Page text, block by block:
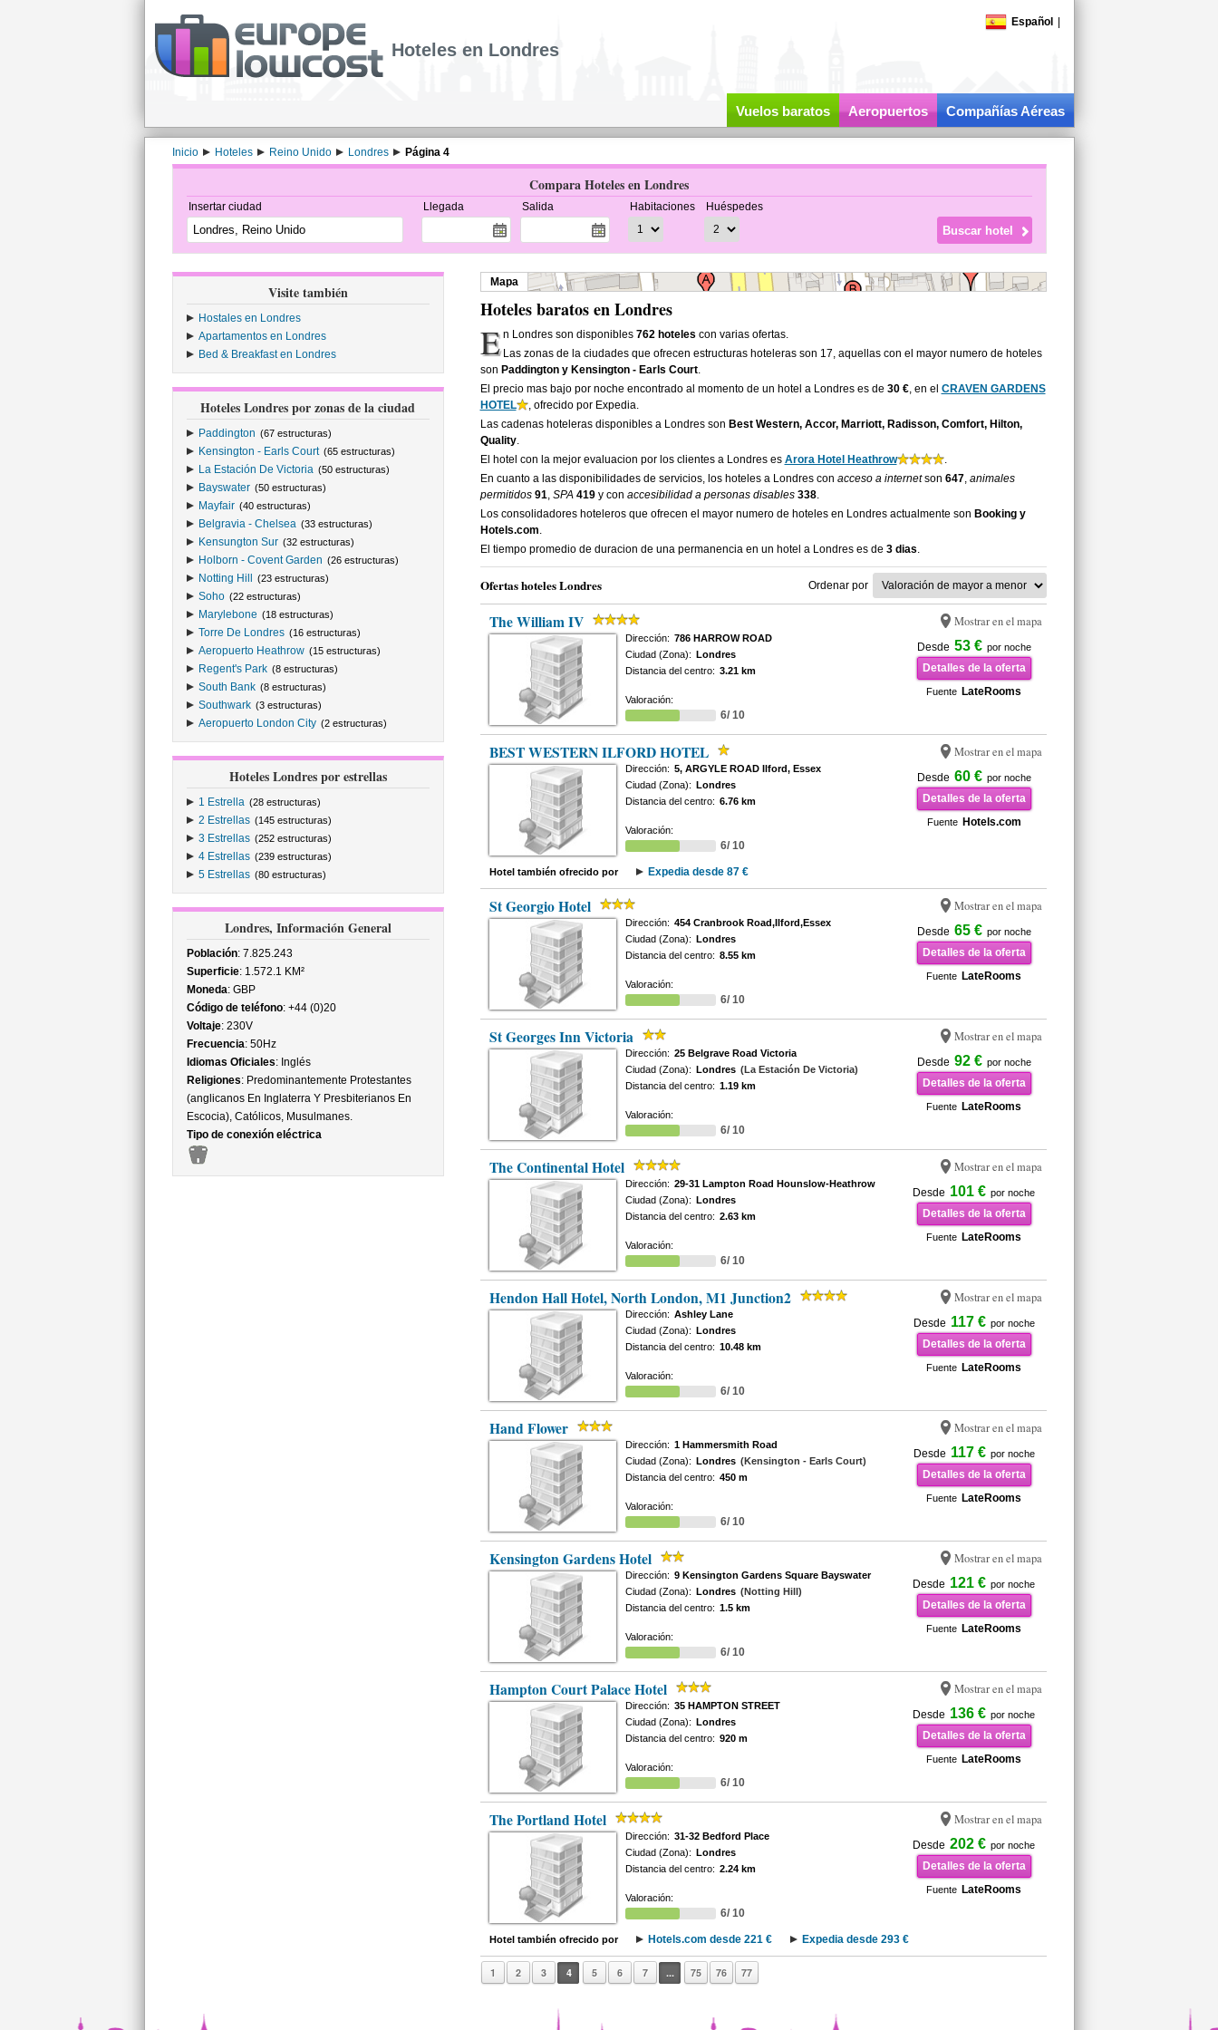
Español
Hoteles en Londres
Vuelos baratos Aeropuertos Compañías Aéreas
Inicio Hoteles Reino Unido Londres Página 4
Compara Hoteles en Londres
Insertar ciudad Llegada Salida Habitaciones Huéspedes
Visite también
Hostales en Londres
Apartamentos en Londres
Bed & Breakfast en Londres
Hoteles Londres por zonas de la ciudad
Paddington (67 estructuras)
Kensington - Earls Court (65 estructuras)
La Estación De Victoria (50 estructuras)
Bayswater (50 estructuras)
Mayfair (40 estructuras)
Belgravia - Chelsea (33 estructuras)
Kensungton Sur (32 estructuras)
Holborn - Covent Garden (26 estructuras)
Notting Hill (23 estructuras)
Soho (22 estructuras)
Marylebone (18 estructuras)
Torre De Londres (16 estructuras)
Aeropuerto Heathrow (15 estructuras)
Regent's Park (8 estructuras)
South Bank (8 estructuras)
Southwark (3 estructuras)
Aeropuerto London City (2 estructuras)
Hoteles Londres por estrellas
1 Estrella (28 estructuras)
2 Estrellas (145 estructuras)
3 Estrellas (252 estructuras)
4 Estrellas (239 estructuras)
5 Estrellas (80 estructuras)
Londres, Información General
Población: 7.825.243
Superficie: 1.572.1 KM²
Moneda: GBP
Código de teléfono: +44 (0)20
Voltaje: 230V
Frecuencia: 50Hz
Idiomas Oficiales: Inglés
Religiones: Predominantemente Protestantes
(anglicanos En Inglaterra Y Presbiterianos En
Escocia), Católicos, Musulmanes.
Tipo de conexión eléctrica
Mapa
Hoteles baratos en Londres
E n Londres son disponibles762 hoteles con varias ofertas.
Las zonas de la ciudades que ofrecen estructuras hoteleras son 17, aquellas con el mayor numero de hoteles
son Paddington y Kensington - Earls Court.
El precio mas bajo por noche encontrado al momento de un hotel a Londres es de 30 €, en el CRAVEN GARDENS
HOTEL
, ofrecido por Expedia.
Las cadenas hoteleras disponibles a Londres son Best Western, Accor, Marriott, Radisson, Comfort, Hilton,
Quality.
El hotel con la mejor evaluacion por los clientes a Londres es Arora Hotel Heathrow
.
En cuanto a las disponibilidades de servicios, los hoteles a Londres con acceso a internetson 647, animales
permitidos 91, SPA 419y con accesibilidad a personas disables 338.
Los consolidadores hoteleros que ofrecen el mayor numero de hoteles en Londres actualmente son Booking y
Hotels.com.
El tiempo promedio de duracion de una permanencia en un hotel a Londres es de 3 dias.
Ofertas hoteles Londres Ordenar por
The William IV Mostrar en el mapa
Desde 53 € por noche
Detalles de la oferta
Fuente LateRooms
Dirección: 786 HARROW ROAD
Ciudad (Zona): Londres
Distancia del centro: 3.21 km
Valoración:
6/ 10
BEST WESTERN ILFORD HOTEL Mostrar en el mapa
Desde 60 € por noche
Detalles de la oferta
Fuente Hotels.com
Dirección: 5, ARGYLE ROAD Ilford, Essex
Ciudad (Zona): Londres
Distancia del centro: 6.76 km
Valoración:
6/ 10
Hotel también ofrecido por Expedia desde 87 €
St Georgio Hotel Mostrar en el mapa
Desde 65 € por noche
Detalles de la oferta
Fuente LateRooms
Dirección: 454 Cranbrook Road,Ilford,Essex
Ciudad (Zona): Londres
Distancia del centro: 8.55 km
Valoración:
6/ 10
St Georges Inn Victoria Mostrar en el mapa
Desde 92 € por noche
Detalles de la oferta
Fuente LateRooms
Dirección: 25 Belgrave Road Victoria
Ciudad (Zona): Londres (La Estación De Victoria)
Distancia del centro: 1.19 km
Valoración:
6/ 10
The Continental Hotel Mostrar en el mapa
Desde 101 € por noche
Detalles de la oferta
Fuente LateRooms
Dirección: 29-31 Lampton Road Hounslow-Heathrow
Ciudad (Zona): Londres
Distancia del centro: 2.63 km
Valoración:
6/ 10
Hendon Hall Hotel, North London, M1 Junction2 Mostrar en el mapa
Desde 117 € por noche
Detalles de la oferta
Fuente LateRooms
Dirección: Ashley Lane
Ciudad (Zona): Londres
Distancia del centro: 10.48 km
Valoración:
6/ 10
Hand Flower Mostrar en el mapa
Desde 117 € por noche
Detalles de la oferta
Fuente LateRooms
Dirección: 1 Hammersmith Road
Ciudad (Zona): Londres (Kensington - Earls Court)
Distancia del centro: 450 m
Valoración:
6/ 10
Kensington Gardens Hotel Mostrar en el mapa
Desde 121 € por noche
Detalles de la oferta
Fuente LateRooms
Dirección: 9 Kensington Gardens Square Bayswater
Ciudad (Zona): Londres (Notting Hill)
Distancia del centro: 1.5 km
Valoración:
6/ 10
Hampton Court Palace Hotel Mostrar en el mapa
Desde 136 € por noche
Detalles de la oferta
Fuente LateRooms
Dirección: 35 HAMPTON STREET
Ciudad (Zona): Londres
Distancia del centro: 920 m
Valoración:
6/ 10
The Portland Hotel Mostrar en el mapa
Desde 202 € por noche
Detalles de la oferta
Fuente LateRooms
Dirección: 31-32 Bedford Place
Ciudad (Zona): Londres
Distancia del centro: 2.24 km
Valoración:
6/ 10
Hotel también ofrecido por Hotels.com desde 221 € Expedia desde 293 €
1 2 3 4 5 6 7 ... 75 76 77